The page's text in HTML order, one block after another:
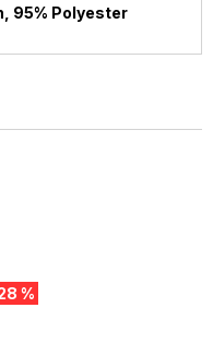
%
95% Polyester